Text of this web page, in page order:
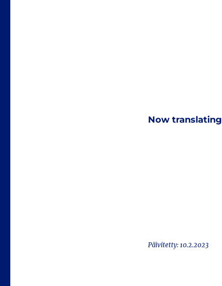
Now translating
Päivitetty: 10.2.2023